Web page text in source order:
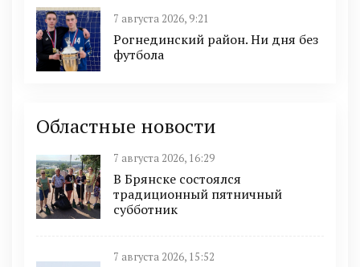
7 августа 2026, 9:21
Рогнединский район. Ни дня без
футбола
Областные новости
7 августа 2026, 16:29
В Брянске состоялся
традиционный пятничный
субботник
7 августа 2026, 15:52